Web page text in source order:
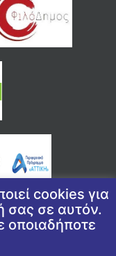
ΑΡΓΥΡΟΥΠΟΛΗΣ
ΠΡΟΣΩΠΙΚΏΝ
cookies για
σας σε αυτόν.
οποιαδήποτε